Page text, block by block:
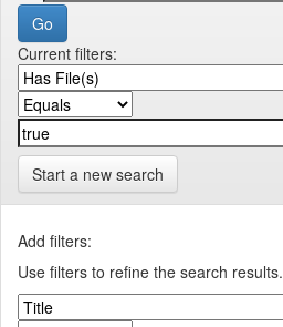
Current filters:
Start a new search
Add filters:
Use filters to refine the search results.